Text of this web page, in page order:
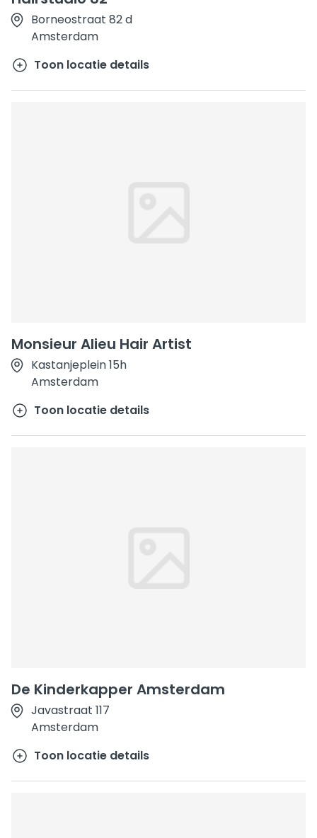
Borneostraat 82 d
Amsterdam
Toon locatie details
Monsieur Alieu Hair Artist
Kastanjeplein 15h
Amsterdam
Toon locatie details
De Kinderkapper Amsterdam
Javastraat 117
Amsterdam
Toon locatie details